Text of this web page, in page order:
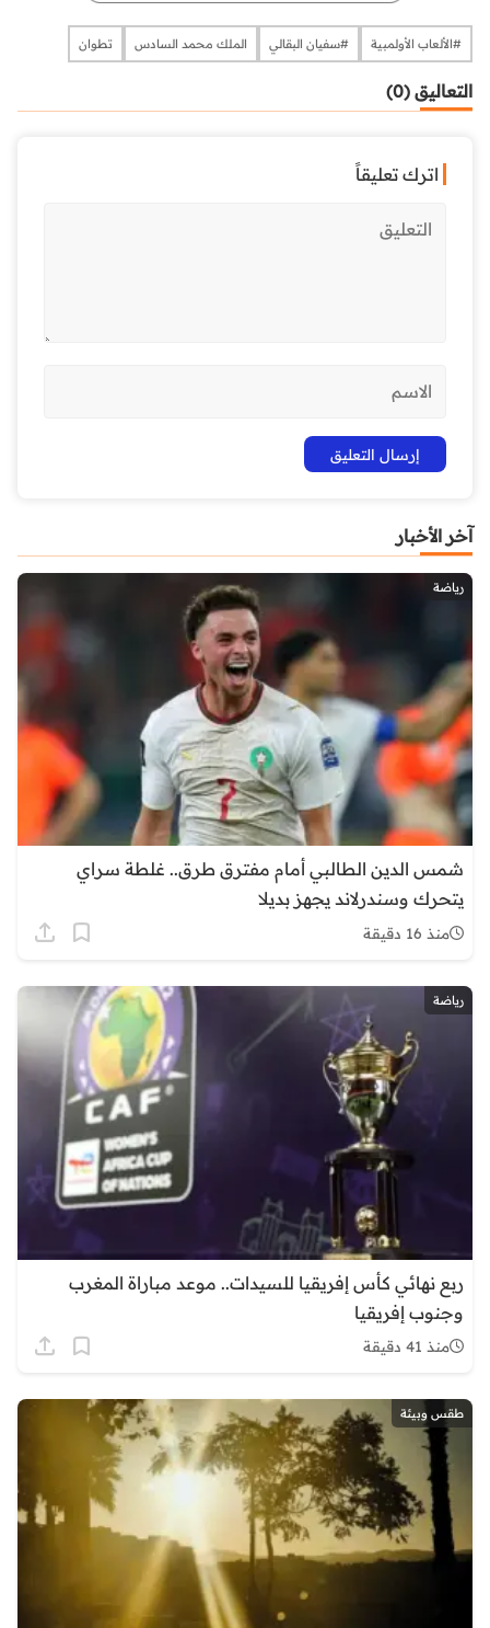
#الألعاب الأولمبية #سفيان البقالي الملك محمد السادس تطوان
التعاليق (0)
اترك تعليقاً
آخر الأخبار
رياضة
شمس الدين الطالبي أمام مفترق طرق.. غلطة سراي
يتحرك وسندرلاند يجهز بديلا
منذ 16 دقيقة
رياضة
ربع نهائي كأس إفريقيا للسيدات.. موعد مباراة المغرب
وجنوب إفريقيا
منذ 41 دقيقة
طقس وبيئة